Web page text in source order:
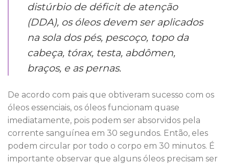
distúrbio de déficit de atenção
(DDA), os óleos devem ser aplicados
na sola dos pés, pescoço, topo da
cabeça, tórax, testa, abdômen,
braços, e as pernas.
De acordo com pais que obtiveram sucesso com os
óleos essenciais, os óleos funcionam quase
imediatamente, pois podem ser absorvidos pela
corrente sanguínea em 30 segundos. Então, eles
podem circular por todo o corpo em 30 minutos. É
importante observar que alguns óleos precisam ser